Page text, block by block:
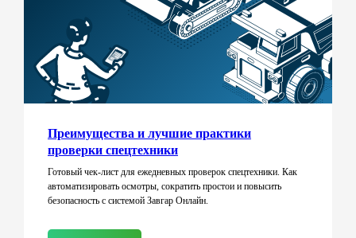
Преимущества и лучшие практики
проверки спецтехники
Готовый чек-лист для ежедневных проверок спецтехники. Как
автоматизировать осмотры, сократить простои и повысить
безопасность с системой Завгар Онлайн.